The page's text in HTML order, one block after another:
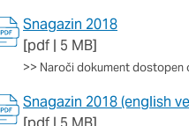
Snagazin 2018
[pdf | 5 MB]
>> Naroči dokument dostopen
Snagazin 2018 (english
zasebnosti, prijava ali
vas opozori na njih. V
Piškotki za